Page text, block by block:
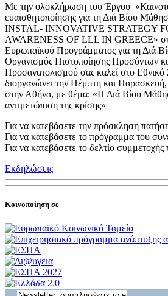
Με την ολοκλήρωση του Έργου
ευαισθητοποίησης για τη Διά Βίου
INSTAL- INNOVATIVE STRATEGY
AWARENESS OF LLL IN GREECE»
Ευρωπαϊκού Προγράμματος για τη Διά
Οργανισμός Πιστοποίησης Προσόντων
Προσανατολισμού σας καλεί στο Εθνικό
διοργανώνει την Πέμπτη και
στην Αθήνα, με θέμα: «Η Διά Βίου
αντιμετώπιση της κρίσης»
Για να κατεβάσετε την πρόσκληση
Για να κατεβάσετε το πρόγραμμα του
Για να κατεβάσετε το δελτίο συμμετοχής
Εκδηλώσεις
Κοινοποίηση σε